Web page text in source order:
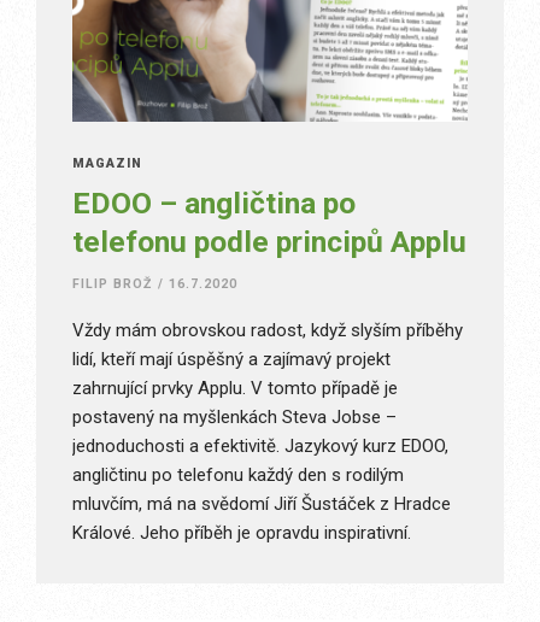
MAGAZÍN
EDOO – angličtina po
telefonu podle principů Applu
FILIP BROŽ / 16.7.2020
Vždy mám obrovskou radost, když slyším příběhy
lidí, kteří mají úspěšný a zajímavý projekt
zahrnující prvky Applu. V tomto případě je
postavený na myšlenkách Steva Jobse –
jednoduchosti a efektivitě. Jazykový kurz EDOO,
angličtinu po telefonu každý den s rodilým
mluvčím, má na svědomí Jiří Šustáček z Hradce
Králové. Jeho příběh je opravdu inspirativní.